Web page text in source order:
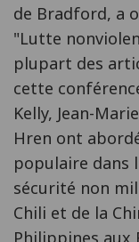
de Bradford, a
"Lutte
plupart des
cette
Kelly, Jean-
Hren ont
populaire dans
sécurité non
Chili et de la
Philippines aux